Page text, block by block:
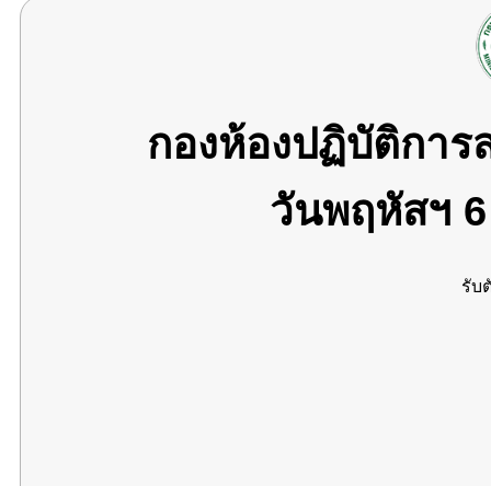
กองห้องปฏิบัติกา
วันพฤหัสฯ
รับ